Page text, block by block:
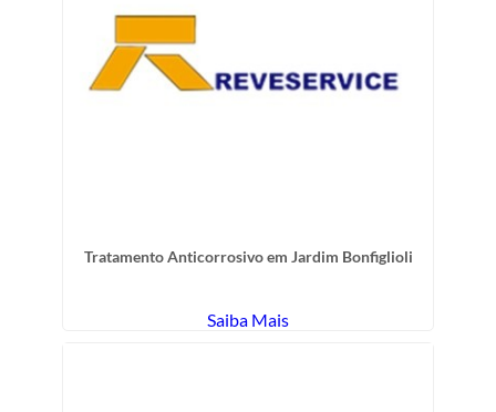
Tratamento Anticorrosivo em Jardim Bonfiglioli
Saiba Mais